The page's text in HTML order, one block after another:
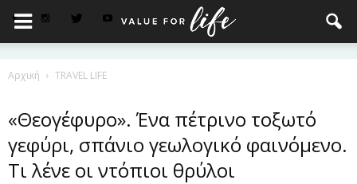
Αρχική TRAVEL LIFE
«Θεογέφυρο». Ένα πέτρινο τοξωτό
γεφύρι, σπάνιο γεωλογικό φαινόμενο.
Τι λένε οι ντόπιοι θρύλοι